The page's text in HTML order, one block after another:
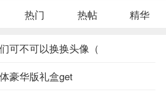
热门 热帖 精华
可不可以换换头像（
豪华版礼盒get